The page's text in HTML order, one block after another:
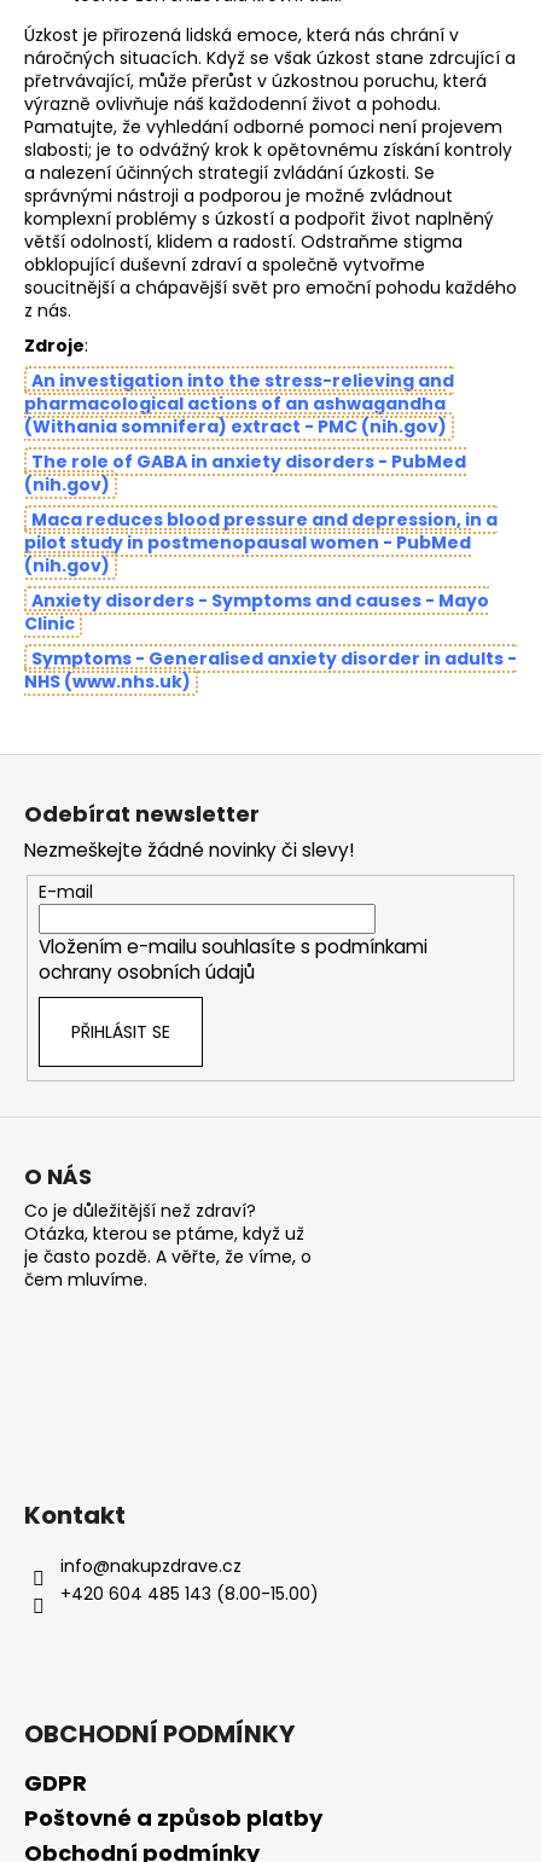
Úzkost je přirozená lidská emoce, která nás chrání v
náročných situacích. Když se však úzkost stane zdrcující a
přetrvávající, může přerůst v úzkostnou poruchu, která
výrazně ovlivňuje náš každodenní život a pohodu.
Pamatujte, že vyhledání odborné pomoci není projevem
slabosti; je to odvážný krok k opětovnému získání kontroly
a nalezení účinných strategií zvládání úzkosti. Se
správnými nástroji a podporou je možné zvládnout
komplexní problémy s úzkostí a podpořit život naplněný
větší odolností, klidem a radostí. Odstraňme stigma
obklopující duševní zdraví a společně vytvořme
soucitnější a chápavější svět pro emoční pohodu každého
z nás.
Zdroje:
An investigation into the stress-relieving and
pharmacological actions of an ashwagandha
(Withania somnifera) extract - PMC (nih.gov)
The role of GABA in anxiety disorders - PubMed
(nih.gov)
Maca reduces blood pressure and depression, in a
pilot study in postmenopausal women - PubMed
(nih.gov)
Anxiety disorders - Symptoms and causes - Mayo
Clinic
Symptoms - Generalised anxiety disorder in adults -
NHS (www.nhs.uk)
Z
Odebírat newsletter
Nezmeškejte žádné novinky či slevy!
E-mail
Vložením e-mailu souhlasíte s podmínkami
ochrany osobních údajů
PŘIHLÁSIT SE
O NÁS
Co je důležitější než zdraví?
Otázka, kterou se ptáme, když už
je často pozdě. A věřte, že víme, o
čem mluvíme.
Kontakt
info@nakupzdrave.cz
+420 604 485 143 (8.00-15.00)
OBCHODNÍ PODMÍNKY
GDPR
Poštovné a způsob platby
Obchodní podmínky